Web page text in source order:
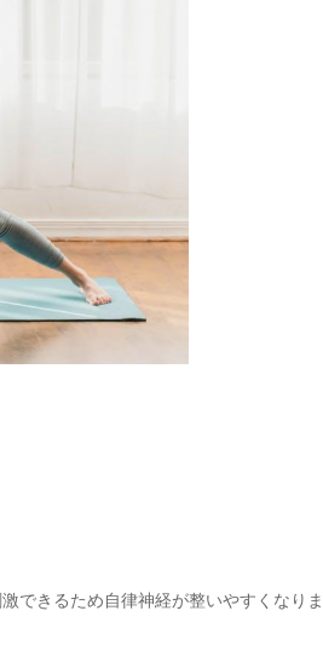
できるため自律神経が整いやすくなりま